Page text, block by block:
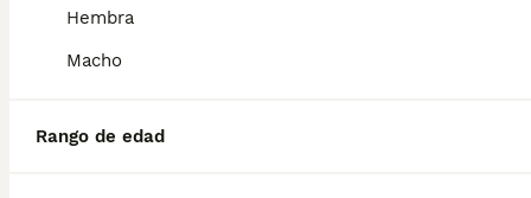
Hembra
Macho
Rango de edad
Caniche Toy
10 semanas